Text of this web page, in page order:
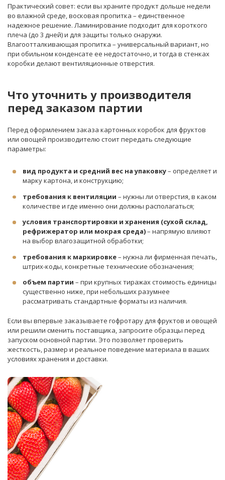
Практический совет: если вы храните продукт дольше недели
во влажной среде, восковая пропитка – единственное
надежное решение. Ламинирование подходит для короткого
плеча (до 3 дней) и для защиты только снаружи.
Влагоотталкивающая пропитка – универсальный вариант, но
при обильном конденсате ее недостаточно, и тогда в стенках
коробки делают вентиляционные отверстия.
Что уточнить у производителя
перед заказом партии
Перед оформлением заказа картонных коробок для фруктов
или овощей производителю стоит передать следующие
параметры:
вид продукта и средний вес на упаковку– определяет и
марку картона, и конструкцию;
требования к вентиляции – нужны ли отверстия, в каком
количестве и где именно они должны располагаться;
условия транспортировки и хранения (сухой склад,
рефрижератор или мокрая среда)– напрямую влияют
на выбор влагозащитной обработки;
требования к маркировке– нужна ли фирменная печать,
штрих-коды, конкретные технические обозначения;
объем партии – при крупных тиражах стоимость единицы
существенно ниже, при небольших разумнее
рассматривать стандартные форматы из наличия.
Если вы впервые заказываете гофротару для фруктов и овощей
или решили сменить поставщика, запросите образцы перед
запуском основной партии. Это позволяет проверить
жесткость, размер и реальное поведение материала в ваших
условиях хранения и доставки.